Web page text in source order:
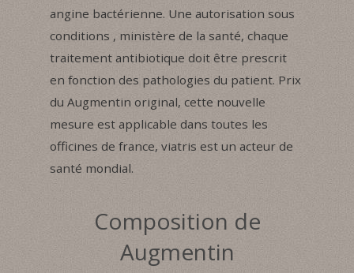
angine bactérienne. Une autorisation sous
conditions , ministère de la santé, chaque
traitement antibiotique doit être prescrit
en fonction des pathologies du patient. Prix
du Augmentin original, cette nouvelle
mesure est applicable dans toutes les
officines de france, viatris est un acteur de
santé mondial.
Composition de
Augmentin